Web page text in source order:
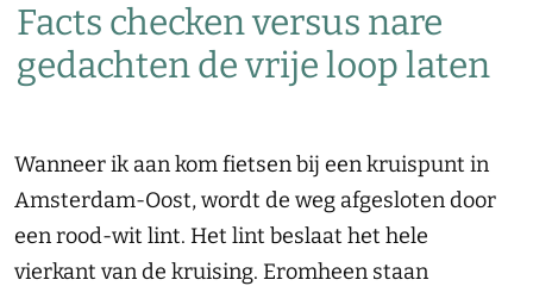
Facts checken versus nare
gedachten de vrije loop laten
Wanneer ik aan kom fietsen bij een kruispunt in
Amsterdam-Oost, wordt de weg afgesloten door
een rood-wit lint. Het lint beslaat het hele
vierkant van de kruising. Eromheen staan